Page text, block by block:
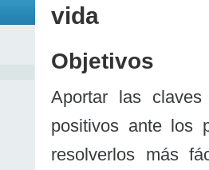
vida
Objetivos
Aportar las claves
positivos ante los
resolverlos más